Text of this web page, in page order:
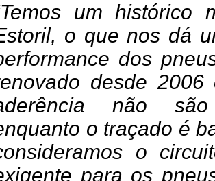
um histórico
o que nos dá
dos
desde
não são
o traçado é
o
para os